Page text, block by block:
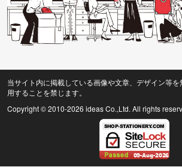
当サイト内に掲載している画像や文章、デザイン等
用することを禁じます。
Copyright © 2010-2026 ideas Co.,Ltd. All rights